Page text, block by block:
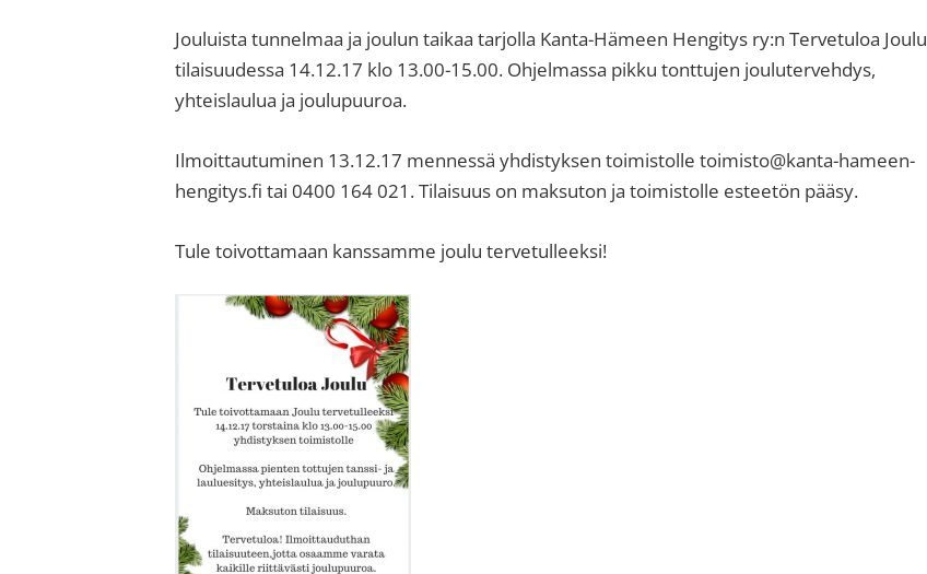
keuhkosairaudet,
Jouluista tunnelmaa ja joulun taikaa tarjolla Kanta-Hämeen Hengitys ry:n Tervetuloa Joulu
tilaisuudessa 14.12.17 klo 13.00-15.00. Ohjelmassa pikku tonttujen joulutervehdys,
yhteislaulua ja joulupuuroa.
Ilmoittautuminen 13.12.17 mennessä yhdistyksen toimistolle toimisto@kanta-hameen-
hengitys.fi tai 0400 164 021. Tilaisuus on maksuton ja toimistolle esteetön pääsy.
Tule toivottamaan kanssamme joulu tervetulleeksi!